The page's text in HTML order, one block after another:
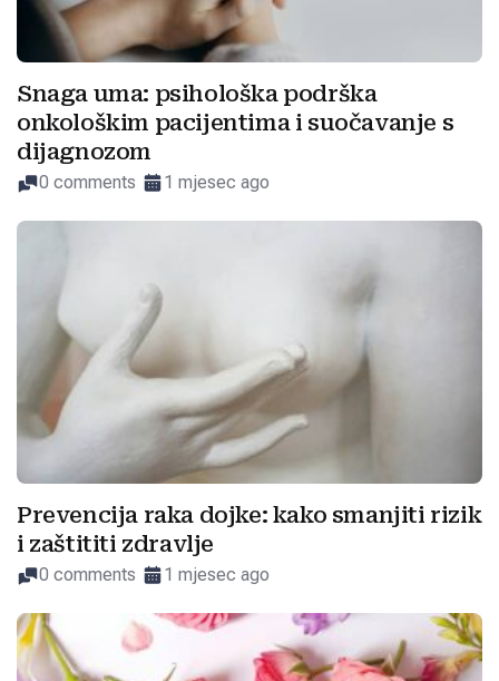
Snaga uma: psihološka podrška
onkološkim pacijentima i suočavanje s
dijagnozom
0 comments 1 mjesec ago
Prevencija raka dojke: kako smanjiti rizik
i zaštititi zdravlje
0 comments 1 mjesec ago